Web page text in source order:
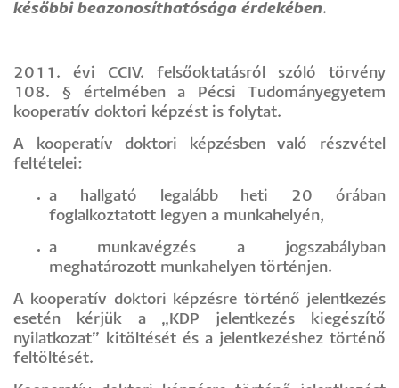
későbbi beazonosíthatósága érdekében.
2011. évi CCIV. felsőoktatásról szóló törvény
108. § értelmében a Pécsi Tudományegyetem
kooperatív doktori képzést is folytat.
A kooperatív doktori képzésben való részvétel
feltételei:
a hallgató legalább heti 20 órában
foglalkoztatott legyen a munkahelyén,
a munkavégzés a jogszabályban
meghatározott munkahelyen történjen.
A kooperatív doktori képzésre történő jelentkezés
esetén kérjük a „KDP jelentkezés kiegészítő
nyilatkozat” kitöltését és a jelentkezéshez történő
feltöltését.